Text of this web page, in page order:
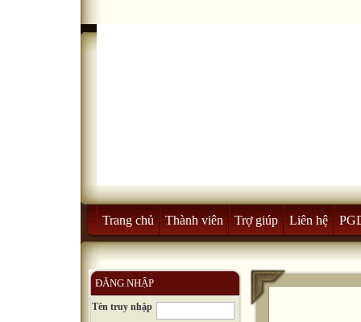
Trang chủ Thành viên Trợ giúp Liên hệ
ĐĂNG NHẬP
Tên truy nhập